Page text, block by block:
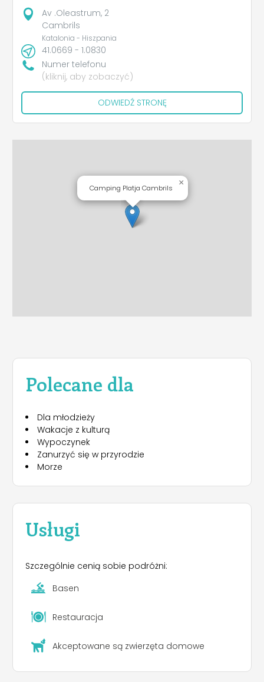
Polecane dla
Dla młodzieży
Wakacje z kulturą
Wypoczynek
Zanurzyć się w przyrodzie
Morze
Usługi
Szczególnie cenią sobie podróżni:
Basen
Restauracja
Akceptowane są zwierzęta domowe
Av .Oleastrum, 2
Cambrils
Katalonia - Hiszpania
41.0669 - 1.0830
Numer telefonu
(kliknij, aby zobaczyć)
ODWIEDŹ STRONĘ
Camping Platja Cambrils
×